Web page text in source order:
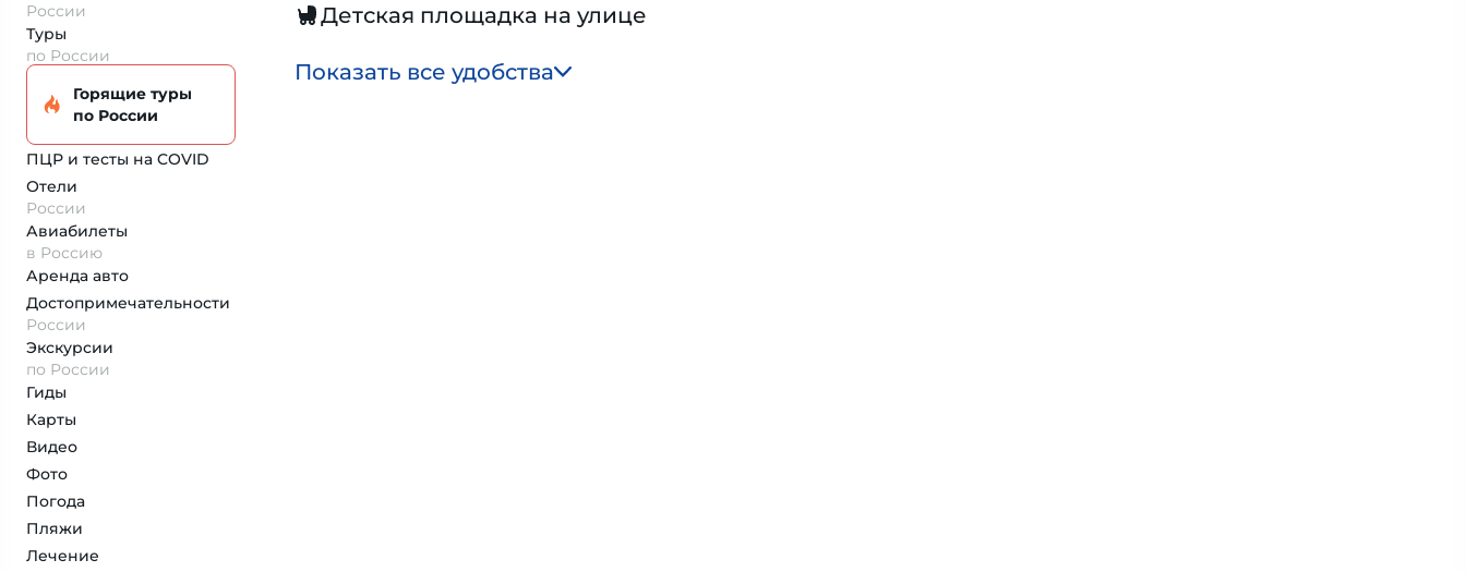
России
Туры
по России
Горящие туры
по России
ПЦР и тесты на COVID
Отели
России
Авиабилеты
в Россию
Аренда авто
Достопримеча­тельности
России
Экскурсии
по России
Гиды
Карты
Видео
Фото
Погода
Пляжи
Лечение
Детская площадка на улице
Показать все удобства